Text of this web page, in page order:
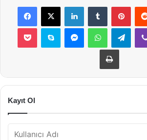
Facebook
X LinkedInTumblr
Pocket Skype MessengerWhatsApp
Yazdır
Kayıt Ol